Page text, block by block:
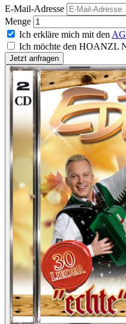
E-Mail-Adresse
Menge
Ich erkläre mich mit den
Ich möchte den HOANZL